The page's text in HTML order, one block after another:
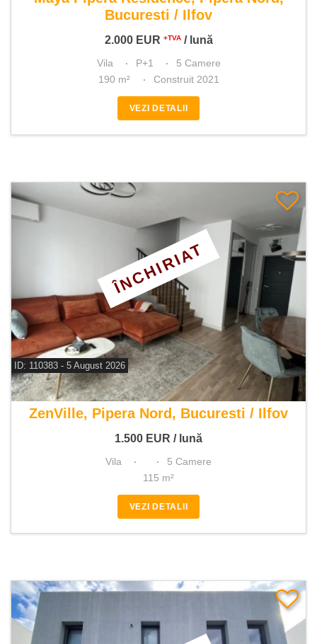
Bucuresti / Ilfov
2.000 EUR +TVA/ lună
Vila P+1
5 Camere
190 m²
Construit 2021
VEZI DETALII
ID: 110383 - 5 August 2026
De inchiriat vila 5 camere
ZenVille, Pipera Nord, Bucuresti / Ilfov
1.500 EUR / lună
ÎNCHIRIAT
Vila
5 Camere
115 m²
VEZI DETALII